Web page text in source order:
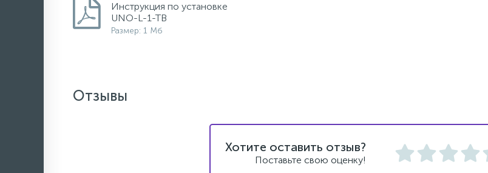
Инструкция по установке
UNO-L-1-TB
Размер: 1 Мб
Отзывы
Хотите оставить отзыв?
Поставьте свою оценку!